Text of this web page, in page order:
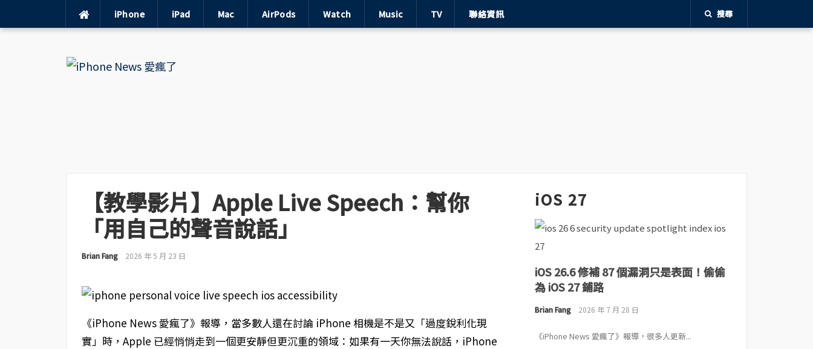
iPhone iPad Mac AirPods Watch Music TV 聯絡資訊 搜尋
【教學影片】Apple Live Speech：幫你
「用自己的聲音說話」
Brian Fang 2026 年 5 月 23 日
《iPhone News 愛瘋了》報導，當多數人還在討論 iPhone 相機是不是又「過度銳利化現
實」時，Apple 已經悄悄走到一個更安靜但更沉重的領域：如果有一天你無法說話，iPhone
iOS 27
iOS 26.6 修補 87 個漏洞只是表面！偷偷
為 iOS 27 鋪路
Brian Fang 2026 年 7 月 28 日
《iPhone News 愛瘋了》報導，很多人更新...